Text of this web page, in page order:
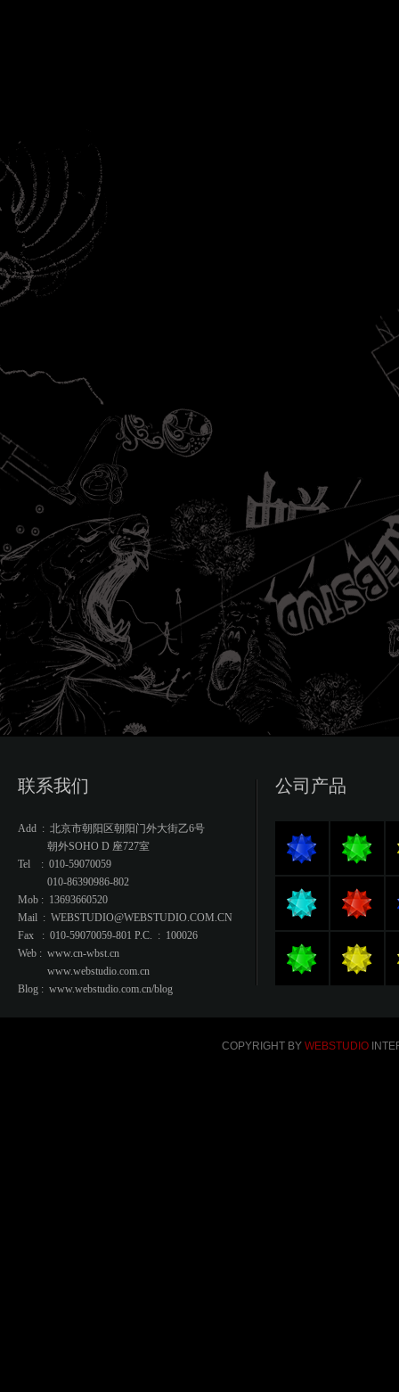
联系我们
Add : 北京市朝阳区朝阳门外大街乙6号
朝外SOHO D 座727室
Tel : 010-59070059
010-86390986-802
Mob : 13693660520
Mail : WEBSTUDIO@WEBSTUDIO.COM.CN
Fax : 010-59070059-801 P.C. : 100026
Web : www.cn-wbst.cn
www.webstudio.com.cn
Blog : www.webstudio.com.cn/blog
公司产品
COPYRIGHT BY WEBSTUDIO